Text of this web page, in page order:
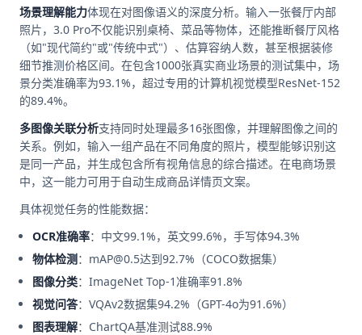
场景理解能力体现在对图像语义的深度分析。输入一张餐厅内部
照片，3.0 Pro不仅能识别桌椅、菜品等物体，还能推断餐厅风格
（如"现代简约"或"传统中式"）、估算容纳人数，甚至根据装修
细节推测价格区间。在包含1000张真实商业场景的测试集中，场
景分类准确率为93.1%，超过专用的计算机视觉模型ResNet-152
的89.4%。
多图像关联分析支持同时处理最多16张图像，并理解图像之间的
关系。例如，输入一组产品在不同角度的照片，模型能够识别这
是同一产品，并生成包含所有视角信息的综合描述。在电商场景
中，这一能力可用于自动生成商品详情页文案。
具体视觉任务的性能数据：
OCR准确率：中文99.1%，英文99.6%，手写体94.3%
物体检测：mAP@0.5达到92.7%（COCO数据集）
图像分类：ImageNet Top-1准确率91.8%
视觉问答：VQAv2数据集94.2%（GPT-4o为91.6%）
图表理解：ChartQA基准测试88.9%